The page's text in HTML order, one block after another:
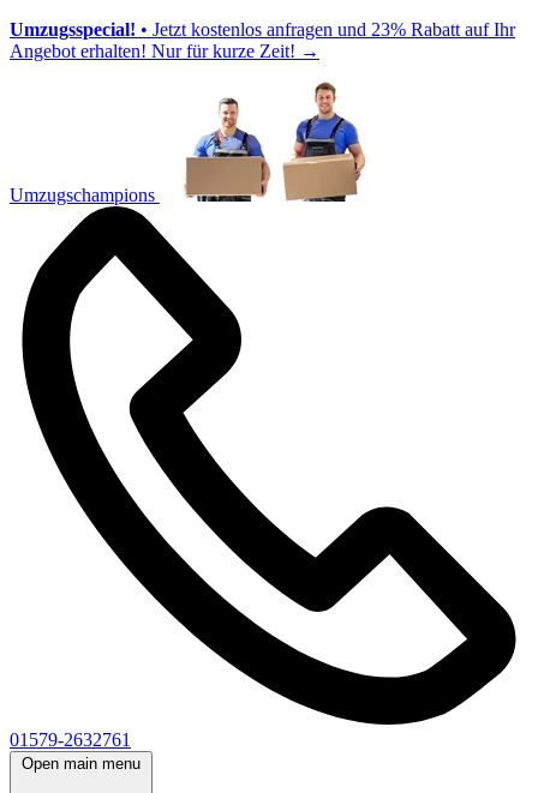
Umzugsspecial! • Jetzt kostenlos anfragen und 23% Rabatt auf Ihr
Angebot erhalten! Nur für kurze Zeit! →
Umzugschampions
01579-2632761
Open main menu